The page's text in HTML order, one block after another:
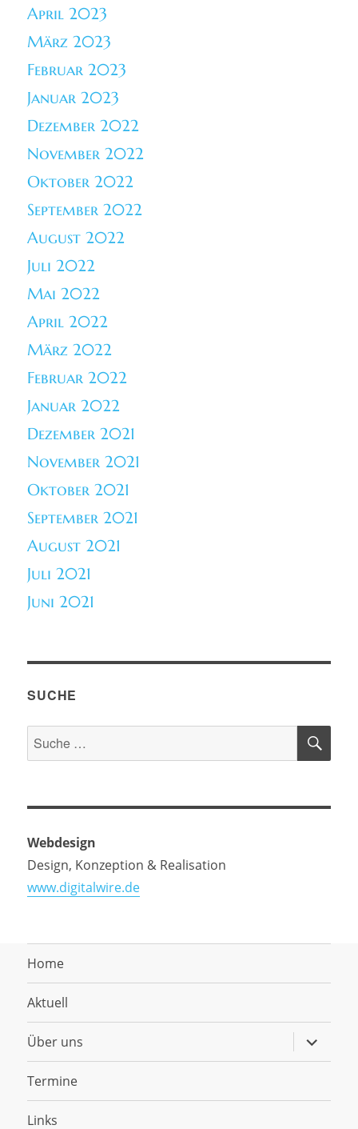
April 2023
März 2023
Februar 2023
Januar 2023
Dezember 2022
November 2022
Oktober 2022
September 2022
August 2022
Juli 2022
Mai 2022
April 2022
März 2022
Februar 2022
Januar 2022
Dezember 2021
November 2021
Oktober 2021
September 2021
August 2021
Juli 2021
Juni 2021
SUCHE
Suche
nach:
Webdesign
Design, Konzeption & Realisation
www.digitalwire.de
Home
Aktuell
Über uns anzeigen
Termine
Links